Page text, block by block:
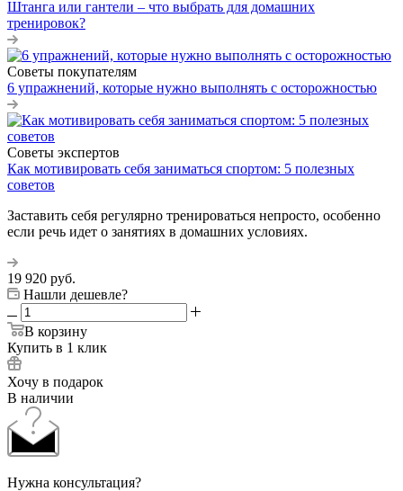
Штанга или гантели – что выбрать для домашних
тренировок?
Советы покупателям
6 упражнений, которые нужно выполнять с осторожностью
Советы экспертов
Как мотивировать себя заниматься спортом: 5 полезных
советов
Заставить себя регулярно тренироваться непросто, особенно
если речь идет о занятиях в домашних условиях.
19 920 руб.
Нашли дешевле?
В корзину
Купить в 1 клик
Хочу в подарок
В наличии
Нужна консультация?